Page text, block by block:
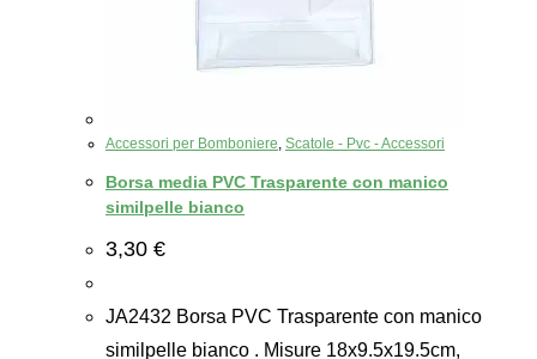
Accessori per Bomboniere, Scatole - Pvc - Accessori
Borsa media PVC Trasparente con manico
similpelle bianco
3,30 €
JA2432 Borsa PVC Trasparente con manico
similpelle bianco . Misure 18x9.5x19.5cm,